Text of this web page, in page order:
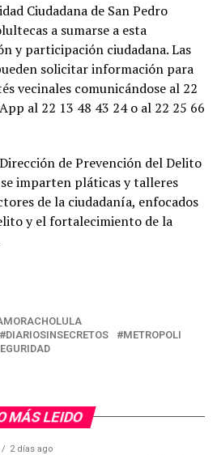
Ciudadana de San Pedro
a sumarse a esta
y participación ciudadana. Las
solicitar información para
vecinales comunicándose al 22
al 22 13 48 43 24 o al 22 25 66
de Prevención del Delito
imparten pláticas y talleres
de la ciudadanía, enfocados
y el fortalecimiento de la
DIARIOSINSECRETOS
METROPOLI
MÁS LEIDO
2 días ago